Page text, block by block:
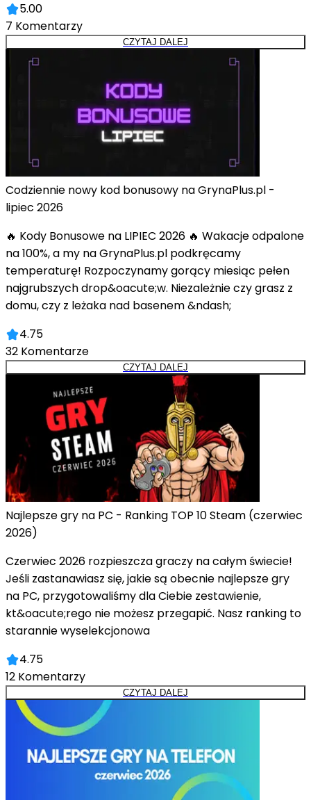
5.00
7 Komentarzy
CZYTAJ DALEJ
Codziennie nowy kod bonusowy na GrynaPlus.pl -
lipiec 2026
🔥 Kody Bonusowe na LIPIEC 2026 🔥 Wakacje odpalone
na 100%, a my na GrynaPlus.pl podkręcamy
temperaturę! Rozpoczynamy gorący miesiąc pełen
najgrubszych drop&oacute;w. Niezależnie czy grasz z
domu, czy z leżaka nad basenem &ndash;
4.75
32 Komentarze
CZYTAJ DALEJ
Najlepsze gry na PC - Ranking TOP 10 Steam (czerwiec
2026)
Czerwiec 2026 rozpieszcza graczy na całym świecie!
Jeśli zastanawiasz się, jakie są obecnie najlepsze gry
na PC, przygotowaliśmy dla Ciebie zestawienie,
kt&oacute;rego nie możesz przegapić. Nasz ranking to
starannie wyselekcjonowa
4.75
12 Komentarzy
CZYTAJ DALEJ